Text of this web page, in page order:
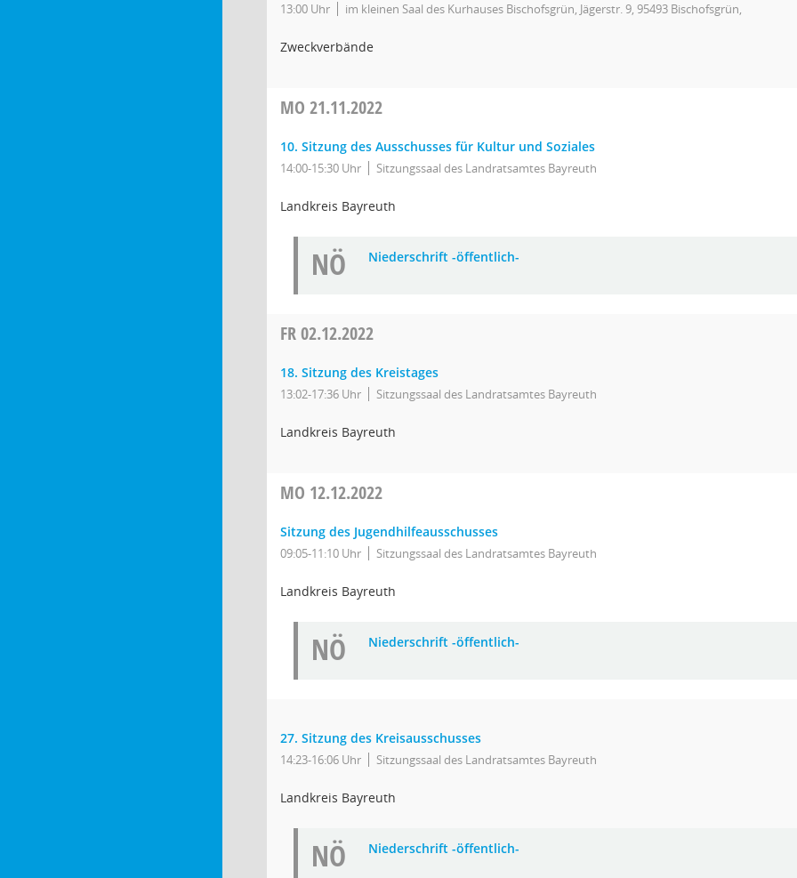
13:00 Uhr im kleinen Saal des Kurhauses Bischofsgrün, Jägerstr. 9, 95493 Bischofsgrün,
Zweckverbände
MO 21.11.2022
10. Sitzung des Ausschusses für Kultur und Soziales
14:00-15:30 Uhr Sitzungssaal des Landratsamtes Bayreuth
Landkreis Bayreuth
NÖ Niederschrift -öffentlich-
FR02.12.2022
18. Sitzung des Kreistages
13:02-17:36 Uhr Sitzungssaal des Landratsamtes Bayreuth
Landkreis Bayreuth
MO 12.12.2022
Sitzung des Jugendhilfeausschusses
09:05-11:10 Uhr Sitzungssaal des Landratsamtes Bayreuth
Landkreis Bayreuth
NÖ Niederschrift -öffentlich-
27. Sitzung des Kreisausschusses
14:23-16:06 Uhr Sitzungssaal des Landratsamtes Bayreuth
Landkreis Bayreuth
NÖ Niederschrift -öffentlich-